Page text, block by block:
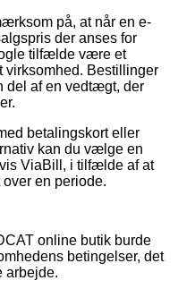
på, at når en e-
der anses for
tilfælde være et
virksomhed. Bestillinger
del af en vedtægt, der
betalingskort eller
kan du vælge en
ViaBill, i tilfælde af at
en periode.
online butik burde
betingelser, det
arbejde.